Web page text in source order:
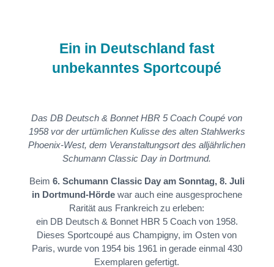
Ein in Deutschland fast
unbekanntes Sportcoupé
Das DB Deutsch & Bonnet HBR 5 Coach Coupé von
1958 vor der urtümlichen Kulisse des alten Stahlwerks
Phoenix-West, dem Veranstaltungsort des alljährlichen
Schumann Classic Day in Dortmund.
Beim 6. Schumann Classic Day am Sonntag, 8. Juli
in Dortmund-Hördewar auch eine ausgesprochene
Rarität aus Frankreich zu erleben:
ein DB Deutsch & Bonnet HBR 5 Coach von 1958.
Dieses Sportcoupé aus Champigny, im Osten von
Paris, wurde von 1954 bis 1961 in gerade einmal 430
Exemplaren gefertigt.